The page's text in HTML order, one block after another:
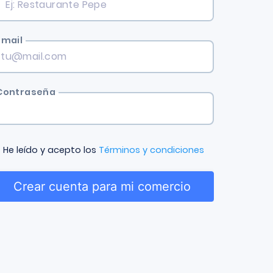
He leído y acepto los Términos y condiciones
Crear cuenta para mi comercio